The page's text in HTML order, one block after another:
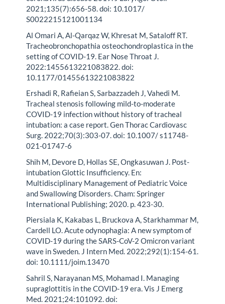
2021;135(7):656-58. doi: 10.1017/
S0022215121001134
Al Omari A, Al-Qarqaz W, Khresat M, Sataloff RT.
Tracheobronchopathia osteochondroplastica in the
setting of COVID-19. Ear Nose Throat J.
2022:1455613221083822. doi:
10.1177/01455613221083822
Ershadi R, Rafieian S, Sarbazzadeh J, Vahedi M.
Tracheal stenosis following mild-to-moderate
COVID-19 infection without history of tracheal
intubation: a case report. Gen Thorac Cardiovasc
Surg. 2022;70(3):303-07. doi: 10.1007/ s11748-
021-01747-6
Shih M, Devore D, Hollas SE, Ongkasuwan J. Post-
intubation Glottic Insufficiency. En:
Multidisciplinary Management of Pediatric Voice
and Swallowing Disorders. Cham: Springer
International Publishing; 2020. p. 423-30.
Piersiala K, Kakabas L, Bruckova A, Starkhammar M,
Cardell LO. Acute odynophagia: A new symptom of
COVID-19 during the SARS-CoV-2 Omicron variant
wave in Sweden. J Intern Med. 2022;292(1):154-61.
doi: 10.1111/joim.13470
Sahril S, Narayanan MS, Mohamad I. Managing
supraglottitis in the COVID-19 era. Vis J Emerg
Med. 2021;24:101092. doi: